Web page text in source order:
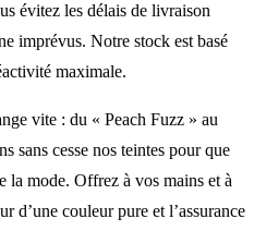
évitez les délais de livraison
imprévus. Notre stock est basé
maximale.
vite : du « Peach Fuzz » au
sans cesse nos teintes pour que
la mode. Offrez à vos mains et à
d’une couleur pure et l’assurance